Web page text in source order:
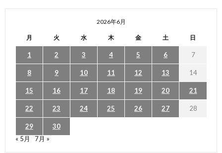
2026年6月
月 火 水 木 金 土 日
1 2 3 4 5 6 7
8 9 10 11 12 13 14
15 16 17 18 19 20 21
22 23 24 25 26 27 28
29
30
« 5月
7月 »